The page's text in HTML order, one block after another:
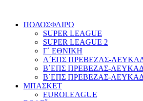
ΠΟΔΟΣΦΑΙΡΟ
SUPER LEAGUE
SUPER LEAGUE 2
Γ΄ ΕΘΝΙΚΗ
Α΄ΕΠΣ ΠΡΕΒΕΖΑΣ-
Β΄ΕΠΣ ΠΡΕΒΕΖΑΣ-
Β΄ΕΠΣ ΠΡΕΒΕΖΑΣ-
ΜΠΑΣΚΕΤ
EUROLEAGUE